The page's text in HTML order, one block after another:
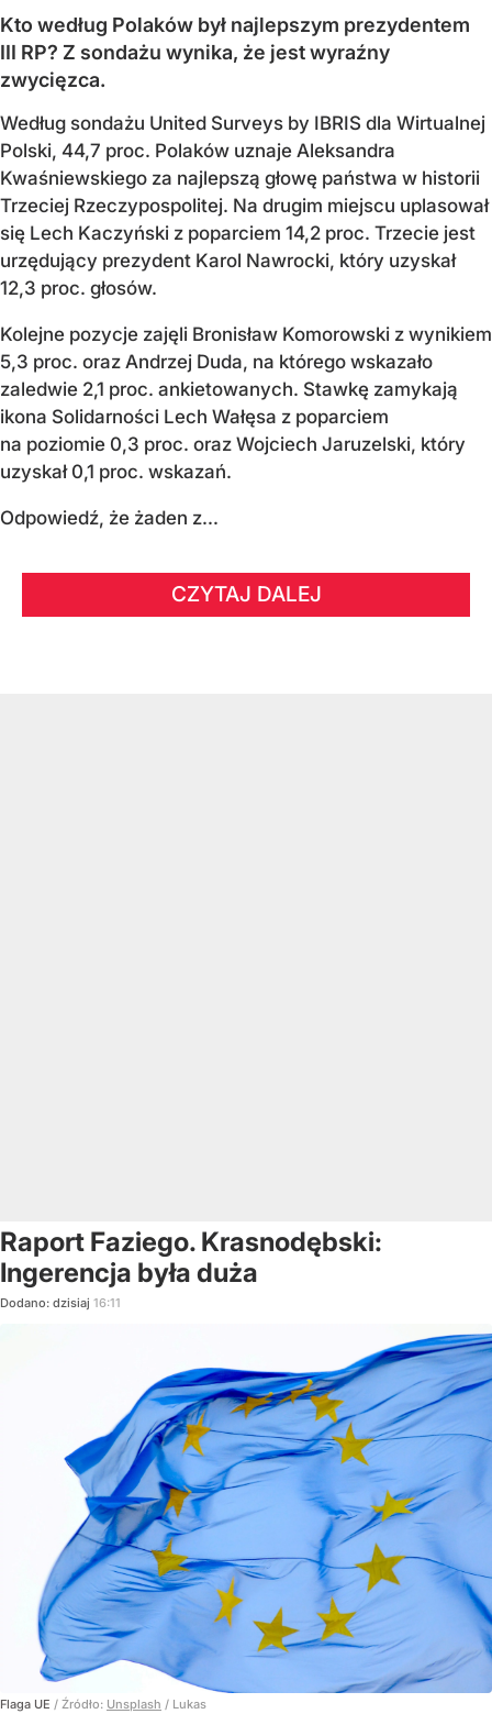
Kto według Polaków był najlepszym prezydentem
III RP? Z sondażu wynika, że jest wyraźny
zwycięzca.
Według sondażu United Surveys by IBRIS dla Wirtualnej
Polski, 44,7 proc. Polaków uznaje Aleksandra
Kwaśniewskiego za najlepszą głowę państwa w historii
Trzeciej Rzeczypospolitej. Na drugim miejscu uplasował
się Lech Kaczyński z poparciem 14,2 proc. Trzecie jest
urzędujący prezydent Karol Nawrocki, który uzyskał
12,3 proc. głosów.
Kolejne pozycje zajęli Bronisław Komorowski z wynikiem
5,3 proc. oraz Andrzej Duda, na którego wskazało
zaledwie 2,1 proc. ankietowanych. Stawkę zamykają
ikona Solidarności Lech Wałęsa z poparciem
na poziomie 0,3 proc. oraz Wojciech Jaruzelski, który
uzyskał 0,1 proc. wskazań.
Odpowiedź, że żaden z...
CZYTAJ DALEJ
Raport Faziego. Krasnodębski:
Ingerencja była duża
Dodano: dzisiaj 16:11
Flaga UE / Źródło: Unsplash / Lukas